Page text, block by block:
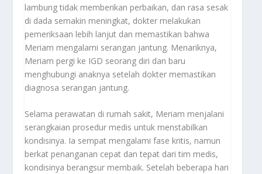
lambung tidak memberikan perbaikan, dan rasa sesak
di dada semakin meningkat, dokter melakukan
pemeriksaan lebih lanjut dan memastikan bahwa
Meriam mengalami serangan jantung. Menariknya,
Meriam pergi ke IGD seorang diri dan baru
menghubungi anaknya setelah dokter memastikan
diagnosa serangan jantung.
Selama perawatan di rumah sakit, Meriam menjalani
serangkaian prosedur medis untuk menstabilkan
kondisinya. Ia sempat mengalami fase kritis, namun
berkat penanganan cepat dan tepat dari tim medis,
kondisinya berangsur membaik. Setelah beberapa hari